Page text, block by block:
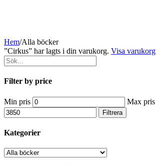
Hem/Alla böcker
”Cirkus” har lagts i din varukorg. Visa varukorg
Filter by price
Min pris Max pris
Filtrera
Kategorier